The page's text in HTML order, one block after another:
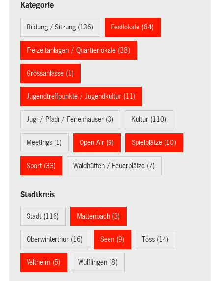
Kategorie
Bildung / Sitzung (136) Festlokale (84)
Freizeitanlagen / Quartierlokale (38)
Grössanlässe (1)
Jugendtreffpunkte / Jugendkultur (11)
Jugi / Pfadi / Ferienhäuser (3) Kultur (110)
Meetings (1) Open Air (9) Spielplätze (10)
Sport (33) Waldhütten / Feuerplätze (7)
Stadtkreis
Stadt (116) Mattenbach (3)
Oberwinterthur (16) Seen (9) Töss (14)
Veltheim (5) Wülflingen (8)